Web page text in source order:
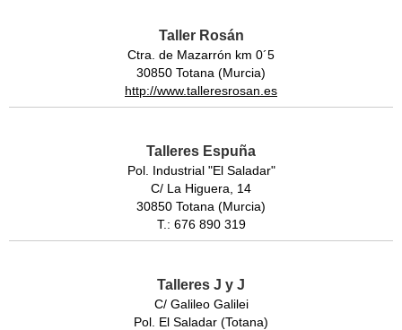
Taller Rosán
Ctra. de Mazarrón km 0´5
30850 Totana (Murcia)
http://www.talleresrosan.es
Talleres Espuña
Pol. Industrial "El Saladar"
C/ La Higuera, 14
30850 Totana (Murcia)
T.: 676 890 319
Talleres J y J
C/ Galileo Galilei
Pol. El Saladar (Totana)